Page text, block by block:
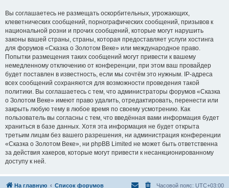
Вы соглашаетесь не размещать оскорбительных, угрожающих,
клеветнических сообщений, порнографических сообщений, призывов к
национальной розни и прочих сообщений, которые могут нарушить
законы вашей страны, страны, которая предоставляет услуги хостинга
для форумов «Сказка о Золотом Веке» или международное право.
Попытки размещения таких сообщений могут привести к вашему
немедленному отключению от конференции, при этом ваш провайдер
будет поставлен в известность, если мы сочтём это нужным. IP-адреса
всех сообщений сохраняются для возможности проведения такой
политики. Вы соглашаетесь с тем, что администраторы форумов «Сказка
о Золотом Веке» имеют право удалить, отредактировать, перенести или
закрыть любую тему в любое время по своему усмотрению. Как
пользователь вы согласны с тем, что введённая вами информация будет
храниться в базе данных. Хотя эта информация не будет открыта
третьим лицам без вашего разрешения, ни администрация конференции
«Сказка о Золотом Веке», ни phpBB Limited не может быть ответственна
за действия хакеров, которые могут привести к несанкционированному
доступу к ней.
На главную Список форумов Часовой пояс: UTC+03:00